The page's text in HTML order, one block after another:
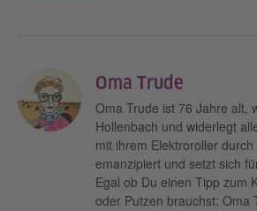
Oma Trude
Oma Trude ist 76 Jahre alt,
Hollenbach und widerlegt
mit ihrem Elektroroller
emanzipiert und setzt sich
Egal ob Du einen Tipp zum
oder Putzen brauchst: Oma